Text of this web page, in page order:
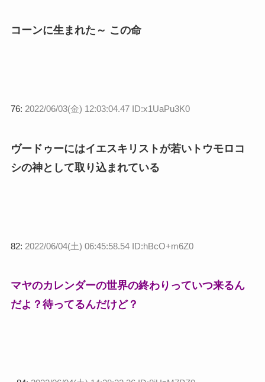
コーンに生まれた～ この命
76: 2022/06/03(金) 12:03:04.47 ID:x1UaPu3K0
ヴードゥーにはイエスキリストが若いトウモロコ
シの神として取り込まれている
82: 2022/06/04(土) 06:45:58.54 ID:hBcO+m6Z0
マヤのカレンダーの世界の終わりっていつ来るん
だよ？待ってるんだけど？